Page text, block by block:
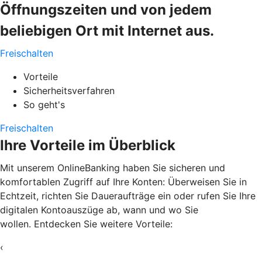
Öffnungszeiten und von jedem
beliebigen Ort mit Internet aus.
Freischalten
Vorteile
Sicherheitsverfahren
So geht's
Freischalten
Ihre Vorteile im Überblick
Mit unserem OnlineBanking haben Sie sicheren und
komfortablen Zugriff auf Ihre Konten: Überweisen Sie in
Echtzeit, richten Sie Daueraufträge ein oder rufen Sie Ihre
digitalen Kontoauszüge ab, wann und wo Sie
wollen. Entdecken Sie weitere Vorteile:
‹